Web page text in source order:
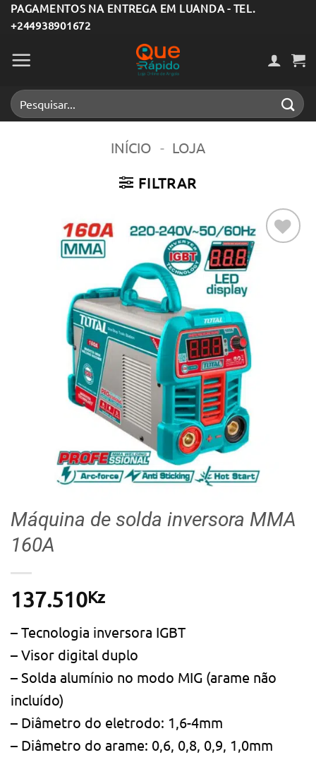
Skip
to
content
PAGAMENTOS NA ENTREGA EM LUANDA - TEL.
+244938901672
Pesquisar
por:
INÍCIO - LOJA
FILTRAR
Adicionar
Máquina de solda inversora MMA
160A
137.510Kz
– Tecnologia inversora IGBT
– Visor digital duplo
– Solda alumínio no modo MIG (arame não
incluído)
– Diâmetro do eletrodo: 1,6-4mm
– Diâmetro do arame: 0,6, 0,8, 0,9, 1,0mm